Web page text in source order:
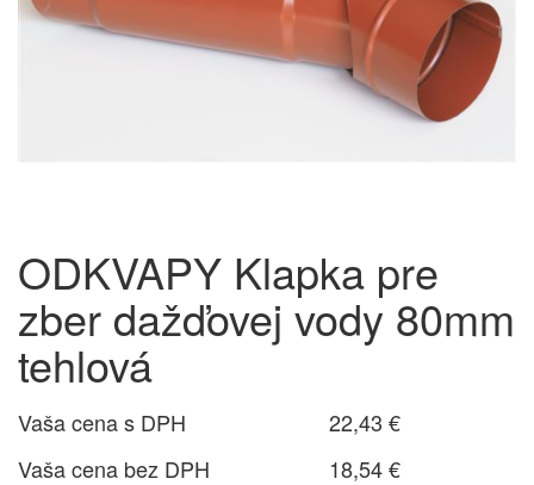
ODKVAPY Klapka pre
zber dažďovej vody 80mm
tehlová
Vaša cena s DPH
22,43 €
Vaša cena bez DPH
18,54 €